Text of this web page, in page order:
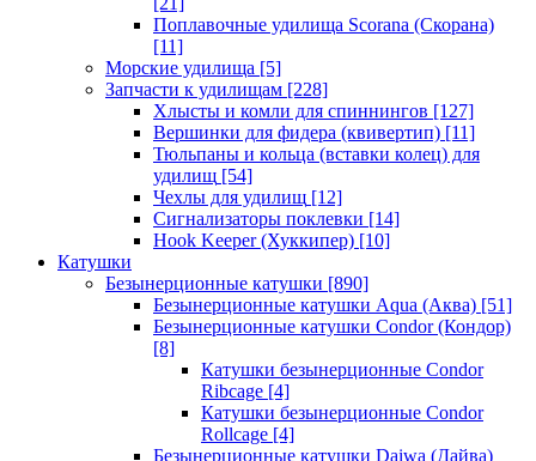
Поплавочные удилища Scorana (Скорана)
[11]
Морские удилища [5]
Запчасти к удилищам [228]
Хлысты и комли для спиннингов [127]
Вершинки для фидера (квивертип) [11]
Тюльпаны и кольца (вставки колец) для
удилищ [54]
Чехлы для удилищ [12]
Сигнализаторы поклевки [14]
Hook Keeper (Хуккипер) [10]
Катушки
Безынерционные катушки [890]
Безынерционные катушки Aqua (Аква) [51]
Безынерционные катушки Condor (Кондор)
[8]
Катушки безынерционные Condor
Ribcage [4]
Катушки безынерционные Condor
Rollcage [4]
Безынерционные катушки Daiwa (Дайва)